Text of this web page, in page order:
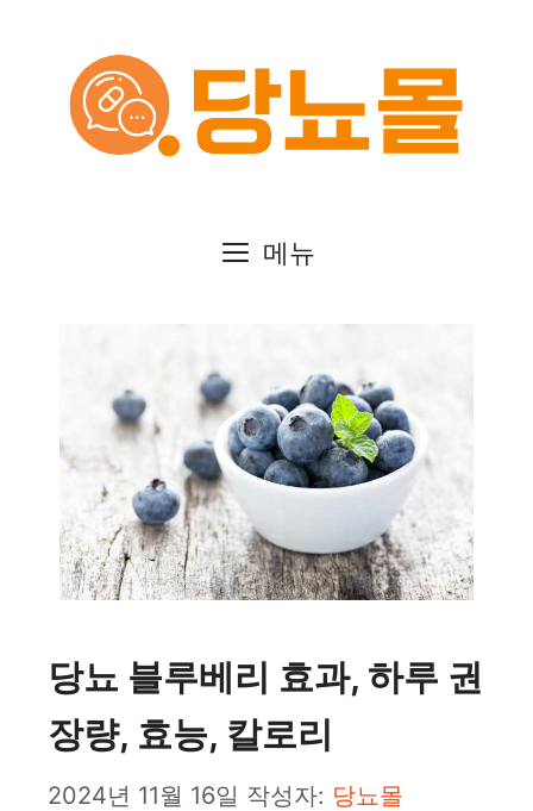
메뉴
당뇨 블루베리 효과, 하루 권
장량, 효능, 칼로리
2024년 11월 16일 작성자: 당뇨몰